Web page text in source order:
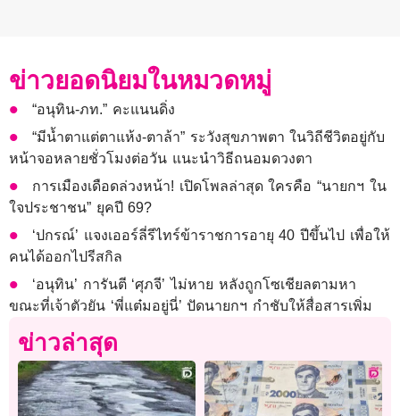
ข่าวยอดนิยมในหมวดหมู่
“อนุทิน-ภท.” คะแนนดิ่ง
“มีน้ำตาแต่ตาแห้ง-ตาล้า” ระวังสุขภาพตา ในวิถีชีวิตอยู่กับ
หน้าจอหลายชั่วโมงต่อวัน แนะนำวิธีถนอมดวงตา
การเมืองเดือดล่วงหน้า! เปิดโพลล่าสุด ใครคือ “นายกฯ ใน
ใจประชาชน” ยุคปี 69?
‘ปกรณ์’ แจงเออร์ลี่รีไทร์ข้าราชการอายุ 40 ปีขึ้นไป เพื่อให้
คนได้ออกไปรีสกิล
‘อนุทิน’ การันตี ‘ศุภจี’ ไม่หาย หลังถูกโซเชียลตามหา
ขณะที่เจ้าตัวยัน ‘พี่แต๋มอยู่นี่’ ปัดนายกฯ กำชับให้สื่อสารเพิ่ม
ข่าวล่าสุด